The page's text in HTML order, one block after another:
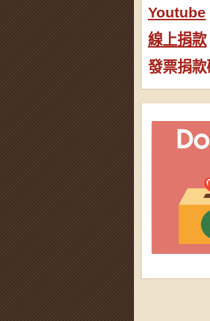
Youtube
線上捐款
發票捐